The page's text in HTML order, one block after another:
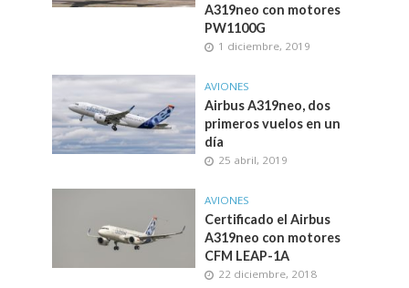
A319neo con motores
PW1100G
1 diciembre, 2019
AVIONES
Airbus A319neo, dos
primeros vuelos en un
día
25 abril, 2019
AVIONES
Certificado el Airbus
A319neo con motores
CFM LEAP-1A
22 diciembre, 2018